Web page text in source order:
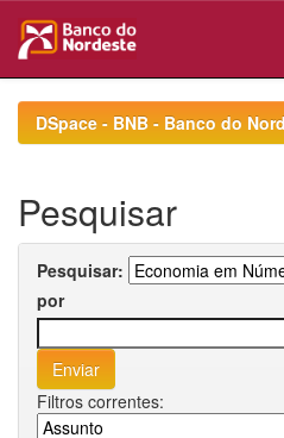
navigationDSpace - BNB - Banco do
Pesquisar
Pesquisar:
por
Filtros correntes: